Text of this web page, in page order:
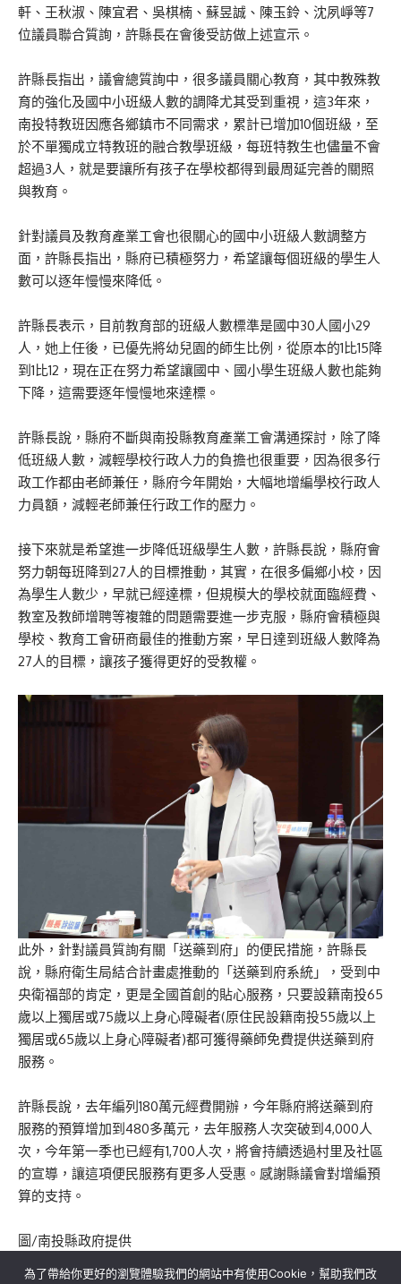
軒、王秋淑、陳宜君、吳棋楠、蘇昱誠、陳玉鈴、沈夙崢等7
位議員聯合質詢，許縣長在會後受訪做上述宣示。
許縣長指出，議會總質詢中，很多議員關心教育，其中教殊教
育的強化及國中小班級人數的調降尤其受到重視，這3年來，
南投特教班因應各鄉鎮市不同需求，累計已增加10個班級，至
於不單獨成立特教班的融合教學班級，每班特教生也儘量不會
超過3人，就是要讓所有孩子在學校都得到最周延完善的關照
與教育。
針對議員及教育產業工會也很關心的國中小班級人數調整方
面，許縣長指出，縣府已積極努力，希望讓每個班級的學生人
數可以逐年慢慢來降低。
許縣長表示，目前教育部的班級人數標準是國中30人國小29
人，她上任後，已優先將幼兒園的師生比例，從原本的1比15降
到1比12，現在正在努力希望讓國中、國小學生班級人數也能夠
下降，這需要逐年慢慢地來達標。
許縣長說，縣府不斷與南投縣教育產業工會溝通探討，除了降
低班級人數，減輕學校行政人力的負擔也很重要，因為很多行
政工作都由老師兼任，縣府今年開始，大幅地增編學校行政人
力員額，減輕老師兼任行政工作的壓力。
接下來就是希望進一步降低班級學生人數，許縣長說，縣府會
努力朝每班降到27人的目標推動，其實，在很多偏鄉小校，因
為學生人數少，早就已經達標，但規模大的學校就面臨經費、
教室及教師增聘等複雜的問題需要進一步克服，縣府會積極與
學校、教育工會研商最佳的推動方案，早日達到班級人數降為
27人的目標，讓孩子獲得更好的受教權。
此外，針對議員質詢有關「送藥到府」的便民措施，許縣長
說，縣府衛生局結合計畫處推動的「送藥到府系統」，受到中
央衛福部的肯定，更是全國首創的貼心服務，只要設籍南投65
歲以上獨居或75歲以上身心障礙者(原住民設籍南投55歲以上
獨居或65歲以上身心障礙者)都可獲得藥師免費提供送藥到府
服務。
許縣長說，去年編列180萬元經費開辦，今年縣府將送藥到府
服務的預算增加到480多萬元，去年服務人次突破到4,000人
次，今年第一季也已經有1,700人次，將會持續透過村里及社區
的宣導，讓這項便民服務有更多人受惠。感謝縣議會對增編預
算的支持。
圖/南投縣政府提供
為了帶給你更好的瀏覽體驗我們的網站中有使用Cookie，幫助我們改